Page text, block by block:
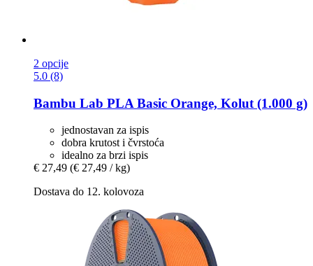
2 opcije
5.0 (8)
Bambu Lab PLA Basic Orange, Kolut (1.000 g)
jednostavan za ispis
dobra krutost i čvrstoća
idealno za brzi ispis
€ 27,49 (€ 27,49 / kg)
Dostava do 12. kolovoza